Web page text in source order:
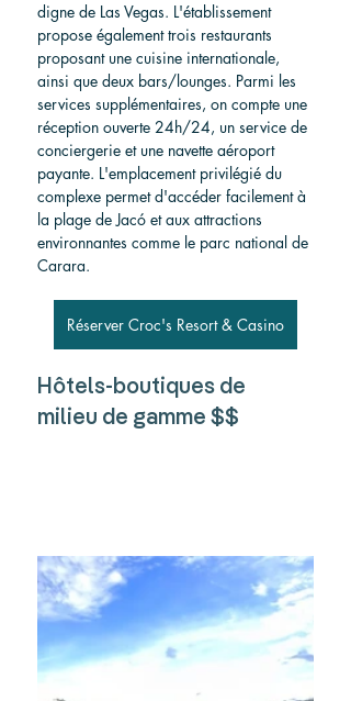
digne de Las Vegas. L'établissement
propose également trois restaurants
proposant une cuisine internationale,
ainsi que deux bars/lounges. Parmi les
services supplémentaires, on compte une
réception ouverte 24h/24, un service de
conciergerie et une navette aéroport
payante. L'emplacement privilégié du
complexe permet d'accéder facilement à
la plage de Jacó et aux attractions
environnantes comme le parc national de
Carara.
Réserver Croc's Resort & Casino
Hôtels-boutiques de
milieu de gamme $$